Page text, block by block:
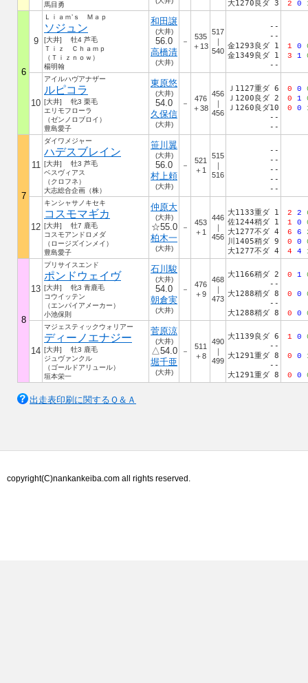
馬目勇
大1270良ダ 3
2 0
6
9
Ｌｉａｍ’ｓ Ｍａｐ
ソジュン
[大井] 牡4 芦毛
Ｔｉｚ Ｃｈａｍｐ
（Ｔｉｚｎｏｗ）
楊明翰
和田譲
(大井)
56.0
高橋清
(大井)
－
535
＋13
517
｜
540
--
--
金1293良ダ 1
金1349良ダ 1
--
1 0
3 1
10
アイルハヴアナザー
ルピコラ
[大井] 牝3 栗毛
エリモフローラ
（ゼンノロブロイ）
豊島愛子
東原悠
(大井)
54.0
久保信
(大井)
－
476
＋38
456
｜
456
Ｊ1127重ダ 6
Ｊ1200良ダ 2
Ｊ1260良ダ10
--
--
0 0
0 1
0 0
7
11
ダイワメジャー
ハデスブレイン
[大井] 牡3 芦毛
ベスヴィアス
（クロフネ）
大志総合企画（株）
笹川翼
(大井)
56.0
村上頼
(大井)
－
521
＋1
515
｜
516
--
--
--
--
--
12
キンシャサノキセキ
コスモマギカ
[大井] 牡7 鹿毛
コスモアンドロメダ
（ロージズインメイ）
豊島愛子
仲原大
(大井)
☆55.0
柏木一
(大井)
－
453
＋1
446
｜
456
大1133重ダ 1
佐1244稍ダ 1
大1277不ダ 4
川1405稍ダ 9
大1277不ダ 4
2 2
1 0
6 6
0 0
4 4
8
13
プリサイスエンド
ポンドウェイヴ
[大井] 牝3 青鹿毛
コウイッテン
（エンパイアメーカー）
小池保則
石川駿
(大井)
54.0
朝倉実
(大井)
－
476
＋9
468
｜
473
大1166稍ダ 2
--
大1288稍ダ 8
--
大1288稍ダ 8
0 1
0 0
0 0
14
マジェスティックウォリアー
ディーノエナジー
[大井] 牡3 鹿毛
ジュヴァンクル
（ゴールドアリュール）
垣本栄一
菅原涼
(大井)
△54.0
堀千亜
(大井)
－
511
＋8
490
｜
499
大1139良ダ 6
--
大1291重ダ 8
--
大1291重ダ 8
1 0
0 0
0 0
出走表印刷に関するＱ＆Ａ
copyright(C)nankankeiba.com all rights reserved.